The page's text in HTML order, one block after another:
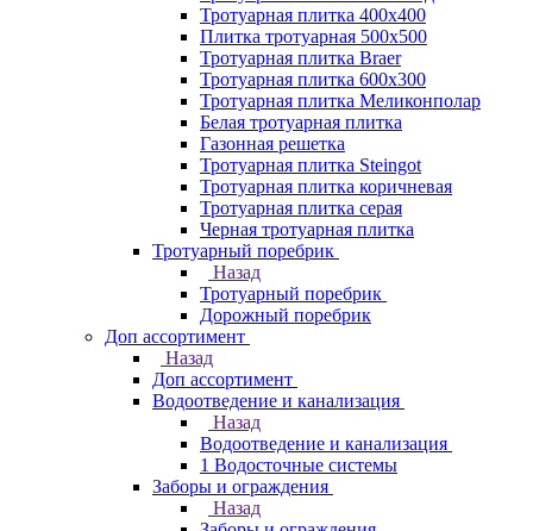
Тротуарная плитка 400х400
Плитка тротуарная 500x500
Тротуарная плитка Braer
Тротуарная плитка 600х300
Тротуарная плитка Меликонполар
Белая тротуарная плитка
Газонная решетка
Тротуарная плитка Steingot
Тротуарная плитка коричневая
Тротуарная плитка серая
Черная тротуарная плитка
Тротуарный поребрик
Назад
Тротуарный поребрик
Дорожный поребрик
Доп ассортимент
Назад
Доп ассортимент
Водоотведение и канализация
Назад
Водоотведение и канализация
1 Водосточные системы
Заборы и ограждения
Назад